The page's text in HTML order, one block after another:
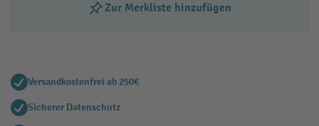
Zur Merkliste hinzufügen
Versandkostenfrei ab 250€
Sicherer Datenschutz